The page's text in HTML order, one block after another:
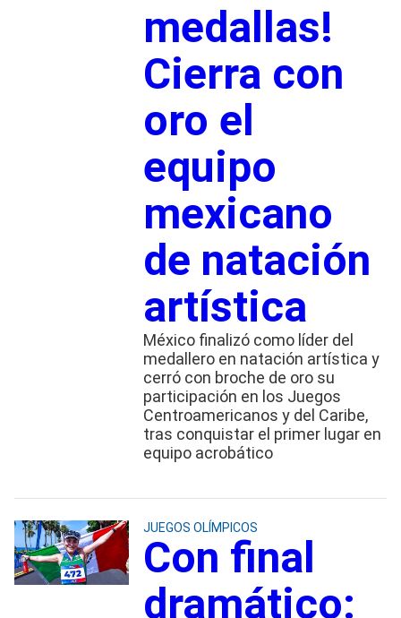
medallas!
Cierra con
oro el
equipo
mexicano
de natación
artística
México finalizó como líder del
medallero en natación artística y
cerró con broche de oro su
participación en los Juegos
Centroamericanos y del Caribe,
tras conquistar el primer lugar en
equipo acrobático
JUEGOS OLÍMPICOS
Con final
dramático: